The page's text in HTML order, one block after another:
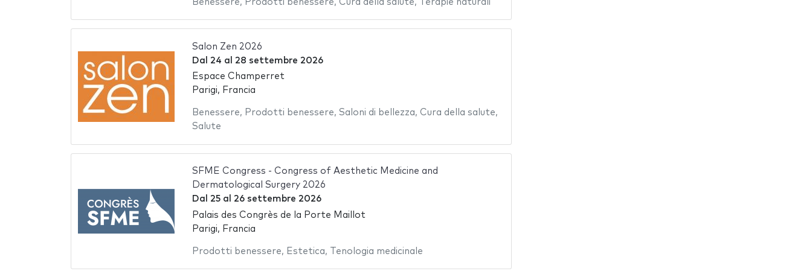
Benessere, Prodotti benessere, Cura della salute, Terapie naturali
Salon Zen 2026
Dal 24 al 28 settembre 2026
Espace Champerret
Parigi, Francia
Benessere, Prodotti benessere, Saloni di bellezza, Cura della salute,
Salute
SFME Congress - Congress of Aesthetic Medicine and
Dermatological Surgery 2026
Dal 25al 26 settembre 2026
Palais des Congrès de la Porte Maillot
Parigi, Francia
Prodotti benessere, Estetica, Tenologia medicinale